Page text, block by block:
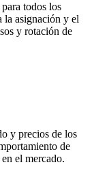
todos los
la asignación y el
y rotación de
y precios de los
de
el mercado.